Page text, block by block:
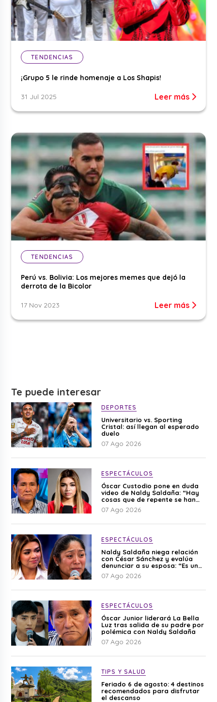
TENDENCIAS
¡Grupo 5 le rinde homenaje a Los Shapis!
31 Jul 2025 Leer más
TENDENCIAS
Perú vs. Bolivia: Los mejores memes que dejó la
derrota de la Bicolor
17 Nov 2023 Leer más
Te puede interesar
DEPORTES
Universitario vs. Sporting
Cristal: así llegan al esperado
duelo
07 Ago 2026
ESPECTÁCULOS
Óscar Custodio pone en duda
video de Naldy Saldaña: “Hay
cosas que de repente se han
editado”
07 Ago 2026
ESPECTÁCULOS
Naldy Saldaña niega relación
con César Sánchez y evalúa
denunciar a su esposa: “Es una
difamación”
07 Ago 2026
ESPECTÁCULOS
Óscar Junior liderará La Bella
Luz tras salida de su padre por
polémica con Naldy Saldaña
07 Ago 2026
TIPS Y SALUD
Feriado 6 de agosto: 4 destinos
recomendados para disfrutar
el descanso